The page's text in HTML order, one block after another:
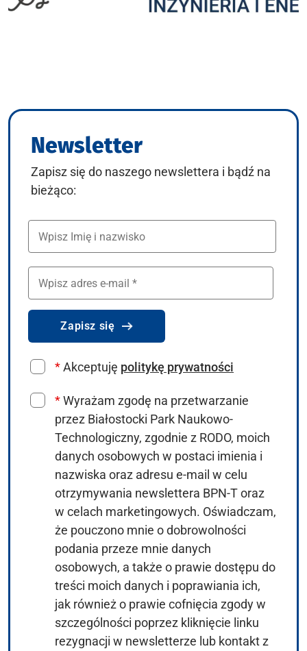
Newsletter
Zapisz się do naszego newslettera i bądź na
bieżąco:
Zapisz się
*Akceptuję politykę prywatności
*Wyrażam zgodę na przetwarzanie
przez Białostocki Park Naukowo-
Technologiczny, zgodnie z RODO, moich
danych osobowych w postaci imienia i
nazwiska oraz adresu e-mail w celu
otrzymywania newslettera BPN-T oraz
w celach marketingowych. Oświadczam,
że pouczono mnie o dobrowolności
podania przeze mnie danych
osobowych, a także o prawie dostępu do
treści moich danych i poprawiania ich,
jak również o prawie cofnięcia zgody w
szczególności poprzez kliknięcie linku
rezygnacji w newsletterze lub kontakt z